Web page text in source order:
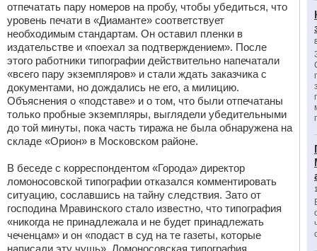
отпечатать пару номеров на пробу, чтобы убедиться, что
уровень печати в «Диаманте» соответствует
необходимым стандартам. Он оставил пленки в
издательстве и «поехал за подтверждением». После
этого работники типографии действительно напечатали
«всего пару экземпляров» и стали ждать заказчика с
документами, но дождались не его, а милицию.
Объяснения о «подставе» и о том, что были отпечатаны
только пробные экземпляры, выглядели убедительными
до той минуты, пока часть тиража не была обнаружена на
складе «Орион» в Московском районе.
В беседе с корреспондентом «Города» директор
ломоносовской типографии отказался комментировать
ситуацию, сославшись на тайну следствия. Зато от
господина Мравинского стало известно, что типография
«никогда не принадлежала и не будет принадлежать
чеченцам» и он «подаст в суд на те газеты, которые
написали эту чушь». Ломоносовская типография